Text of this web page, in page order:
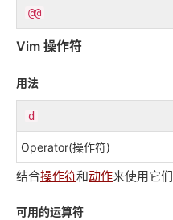
@@
Vim 操作符
用法
d
Operator(操作符)
结合操作符和动作来使用它们
可用的运算符